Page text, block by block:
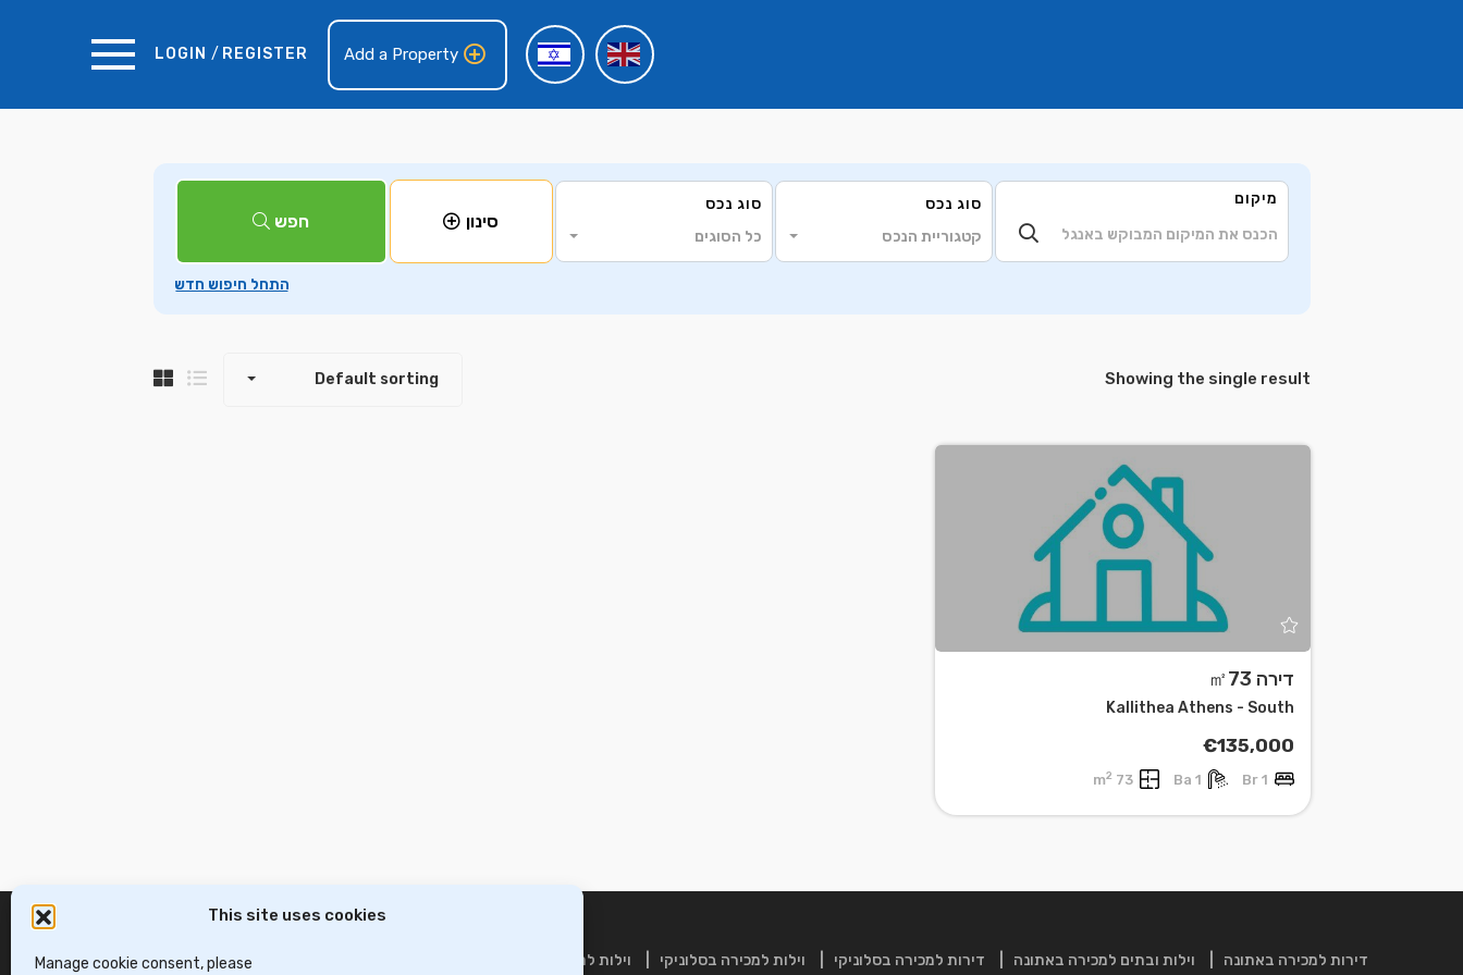
This site uses cookies
Manage cookie consent, please
LOGIN / REGISTER Add a Property
Leaflet | © OpenStreetMap
מיקום
סוג נכס
קטגוריית הנכס
סוג נכס
כל הסוגים
סינון חפש
Showing the single result
Default sorting
דירה ㎡73
Kallithea Athens - South
€135,000
1 Br
1 Ba
73 m
2
דירות למכירה באתונה וילות ובתים למכירה באתונה דירות למכירה בסלוניקי וילות למכירה בסלוניקי וילות למכירה בכרתים